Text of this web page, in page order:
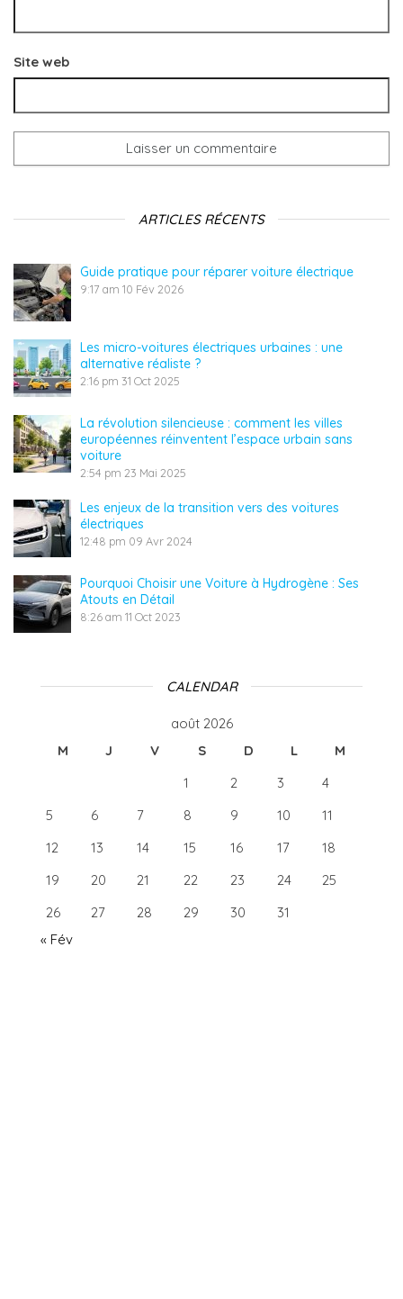
Site web
ARTICLES RÉCENTS
Guide pratique pour réparer voiture électrique
9:17 am 10 Fév 2026
Les micro-voitures électriques urbaines : une
alternative réaliste ?
2:16 pm 31 Oct 2025
La révolution silencieuse : comment les villes
européennes réinventent l’espace urbain sans
voiture
2:54 pm 23 Mai 2025
Les enjeux de la transition vers des voitures
électriques
12:48 pm 09 Avr 2024
Pourquoi Choisir une Voiture à Hydrogène : Ses
Atouts en Détail
8:26 am 11 Oct 2023
CALENDAR
août 2026
M
J V S D L
M
1
2 3
4
5
6 7 8 9 10
11
12
13 14 15 16 17
18
19
20 21 22 23 24
25
26
27 28 29 30
31
« Fév